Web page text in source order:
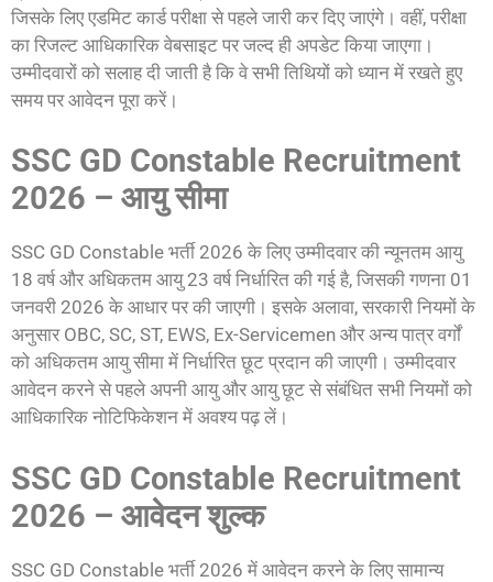
जिसके लिए एडमिट कार्ड परीक्षा से पहले जारी कर दिए जाएंगे। वहीं, परीक्षा
का रिजल्ट आधिकारिक वेबसाइट पर जल्द ही अपडेट किया जाएगा।
उम्मीदवारों को सलाह दी जाती है कि वे सभी तिथियों को ध्यान में रखते हुए
समय पर आवेदन पूरा करें।
SSC GD Constable Recruitment
2026 – आयु सीमा
SSC GD Constable भर्ती 2026 के लिए उम्मीदवार की न्यूनतम आयु
18 वर्ष और अधिकतम आयु 23 वर्ष निर्धारित की गई है, जिसकी गणना 01
जनवरी 2026 के आधार पर की जाएगी। इसके अलावा, सरकारी नियमों के
अनुसार OBC, SC, ST, EWS, Ex-Servicemen और अन्य पात्र वर्गों
को अधिकतम आयु सीमा में निर्धारित छूट प्रदान की जाएगी। उम्मीदवार
आवेदन करने से पहले अपनी आयु और आयु छूट से संबंधित सभी नियमों को
आधिकारिक नोटिफिकेशन में अवश्य पढ़ लें।
SSC GD Constable Recruitment
2026 – आवेदन शुल्क
SSC GD Constable भर्ती 2026 में आवेदन करने के लिए सामान्य